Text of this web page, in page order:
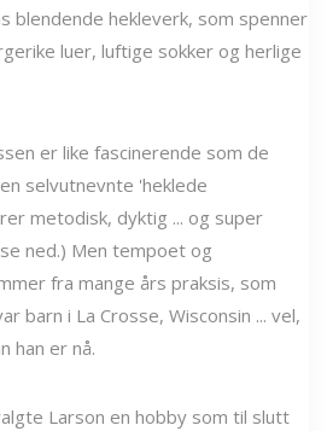
blendende hekleverk, som spenner
luer, luftige sokker og herlige
er like fascinerende som de
selvutnevnte 'heklede
metodisk, dyktig ... og super
ned.) Men tempoet og
fra mange års praksis, som
barn i La Crosse, Wisconsin ... vel,
han er nå.
Larson en hobby som til slutt